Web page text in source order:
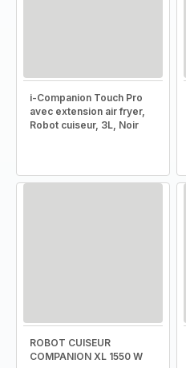
i-Companion Touch Pro
avec extension air fryer,
Robot cuiseur, 3L, Noir
ROBOT CUISEUR
COMPANION XL 1550 W